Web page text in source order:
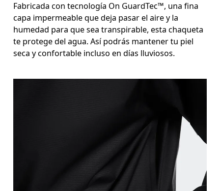
Fabricada con tecnología On GuardTec™, una fina
capa impermeable que deja pasar el aire y la
humedad para que sea transpirable, esta chaqueta
te protege del agua. Así podrás mantener tu piel
seca y confortable incluso en días lluviosos.